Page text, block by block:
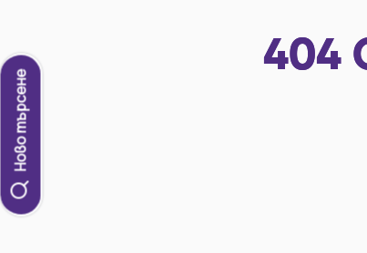
Ново търсене
404